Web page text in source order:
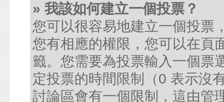
» 我該如何建立一個投票？
您可以很容易地建立一個投票
您有相應的權限，您可以在頁
籤。您需要為投票輸入一個票
定投票的時間限制（0 表示沒
討論區會有一個限制，這由管